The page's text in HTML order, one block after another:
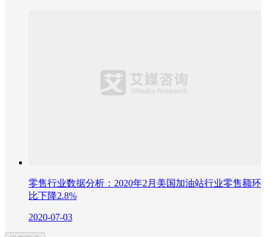
零售行业数据分析：2020年2月美国加油站行业零售额环
比下降2.8%
2020-07-03